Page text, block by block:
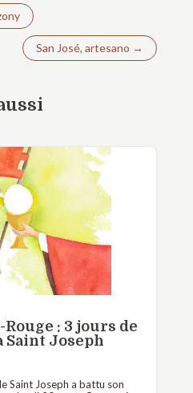
San José, artesano →
: 3 jours de
Joseph
Saint Joseph a battu son